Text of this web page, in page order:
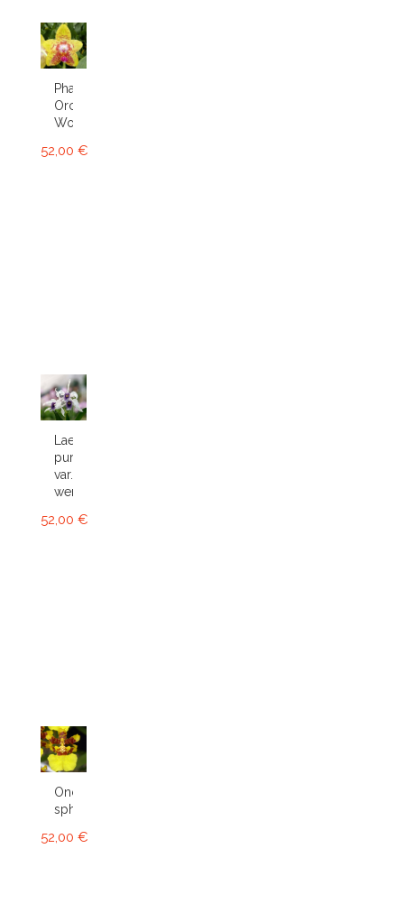
Phalaenopsis
Orchid
World
52,00 €
Laelia
purpurata
var.
werkhauseri
52,00 €
Oncidium
sphacelatum
52,00 €